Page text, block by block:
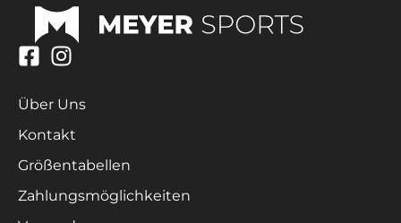
Über Uns
Kontakt
Größentabellen
Zahlungsmöglichkeiten